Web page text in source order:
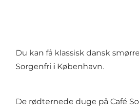
Du kan få klassisk dansk
Sorgenfri i København.
De rødternede duge på Café